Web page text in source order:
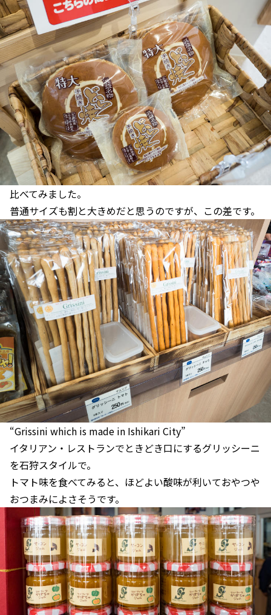
比べてみました。
普通サイズも割と大きめだと思うのですが、この差です。
“Grissini which is made in Ishikari City”
イタリアン・レストランでときどき口にするグリッシーニ
を石狩スタイルで。
トマト味を食べてみると、ほどよい酸味が利いておやつや
おつまみによさそうです。